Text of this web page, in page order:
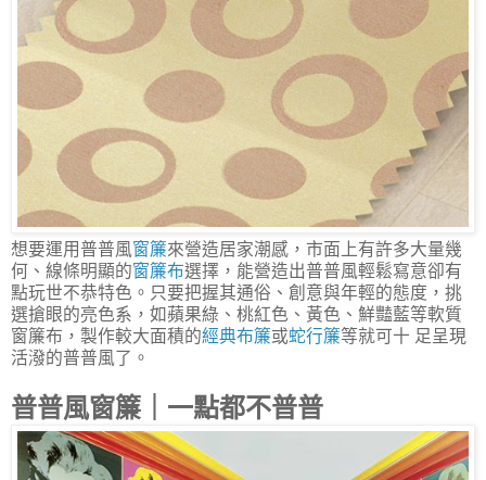
想要運用普普風窗簾來營造居家潮感，市面上有許多大量幾
何、線條明顯的窗簾布選擇，能營造出普普風輕鬆寫意卻有
點玩世不恭特色。只要把握其通俗、創意與年輕的態度，挑
選搶眼的亮色系，如蘋果綠、桃紅色、黃色、鮮豔藍等軟質
窗簾布，製作較大面積的經典布簾或蛇行簾等就可十 足呈現
活潑的普普風了。
普普風窗簾｜一點都不普普